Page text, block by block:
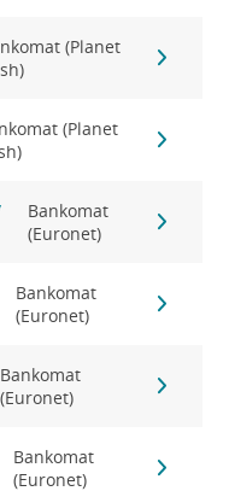
(Planet
(Planet
Bankomat
(Euronet)
Bankomat
(Euronet)
Bankomat
(Euronet)
Bankomat
(Euronet)